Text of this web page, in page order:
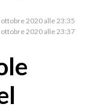
2020 alle 23:35
2020 alle 23:37